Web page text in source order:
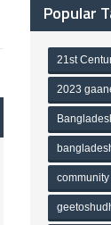
Popular
21st
2023
community